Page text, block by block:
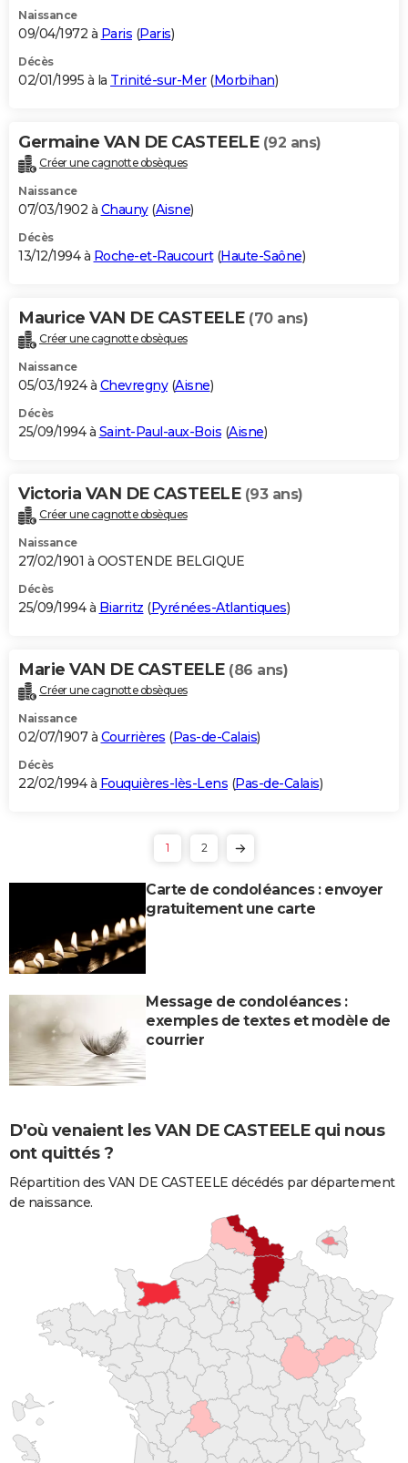
Naissance
09/04/1972 à Paris (Paris)
Décès
02/01/1995 à la Trinité-sur-Mer(Morbihan)
Germaine VAN DE CASTEELE (92 ans)
Créer une cagnotte obsèques
Naissance
07/03/1902 à Chauny(Aisne)
Décès
13/12/1994 à Roche-et-Raucourt(Haute-Saône)
Maurice VAN DE CASTEELE (70 ans)
Créer une cagnotte obsèques
Naissance
05/03/1924 à Chevregny(Aisne)
Décès
25/09/1994 à Saint-Paul-aux-Bois (Aisne)
Victoria VAN DE CASTEELE (93 ans)
Créer une cagnotte obsèques
Naissance
27/02/1901 à OOSTENDE BELGIQUE
Décès
25/09/1994 à Biarritz (Pyrénées-Atlantiques)
Marie VAN DE CASTEELE (86 ans)
Créer une cagnotte obsèques
Naissance
02/07/1907 à Courrières (Pas-de-Calais)
Décès
22/02/1994 à Fouquières-lès-Lens (Pas-de-Calais)
1 2
Carte de condoléances : envoyer
gratuitement une carte
Message de condoléances :
exemples de textes et modèle de
courrier
D'où venaient les VAN DE CASTEELE qui nous
ont quittés ?
Répartition des VAN DE CASTEELE décédés par département
de naissance.